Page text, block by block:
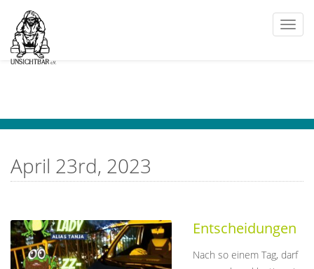
April 23rd, 2023
Entscheidungen
Nach so einem Tag, darf